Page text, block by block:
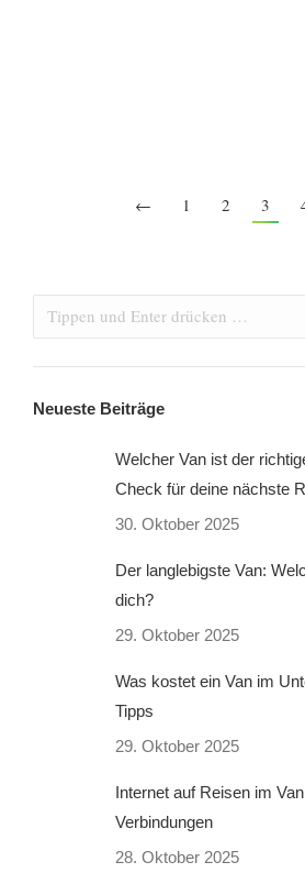
← 1 2 3
Search:
Neueste Beiträge
Welcher Van ist der
Check für deine nächste
30. Oktober 2025
Der langlebigste Van:
dich?
29. Oktober 2025
Was kostet ein Van im
Tipps
29. Oktober 2025
Internet auf Reisen im
Verbindungen
28. Oktober 2025